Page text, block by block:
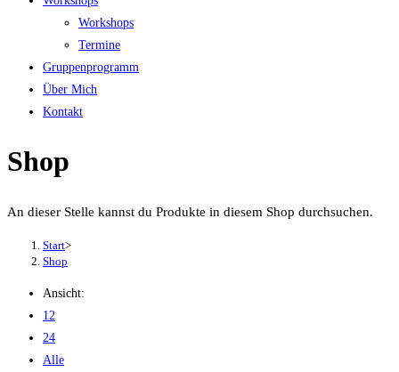
Workshops
Termine
Gruppenprogramm
Über Mich
Kontakt
Shop
An dieser Stelle kannst du Produkte in diesem Shop durchsuchen.
Start>
Shop
Ansicht:
12
24
Alle